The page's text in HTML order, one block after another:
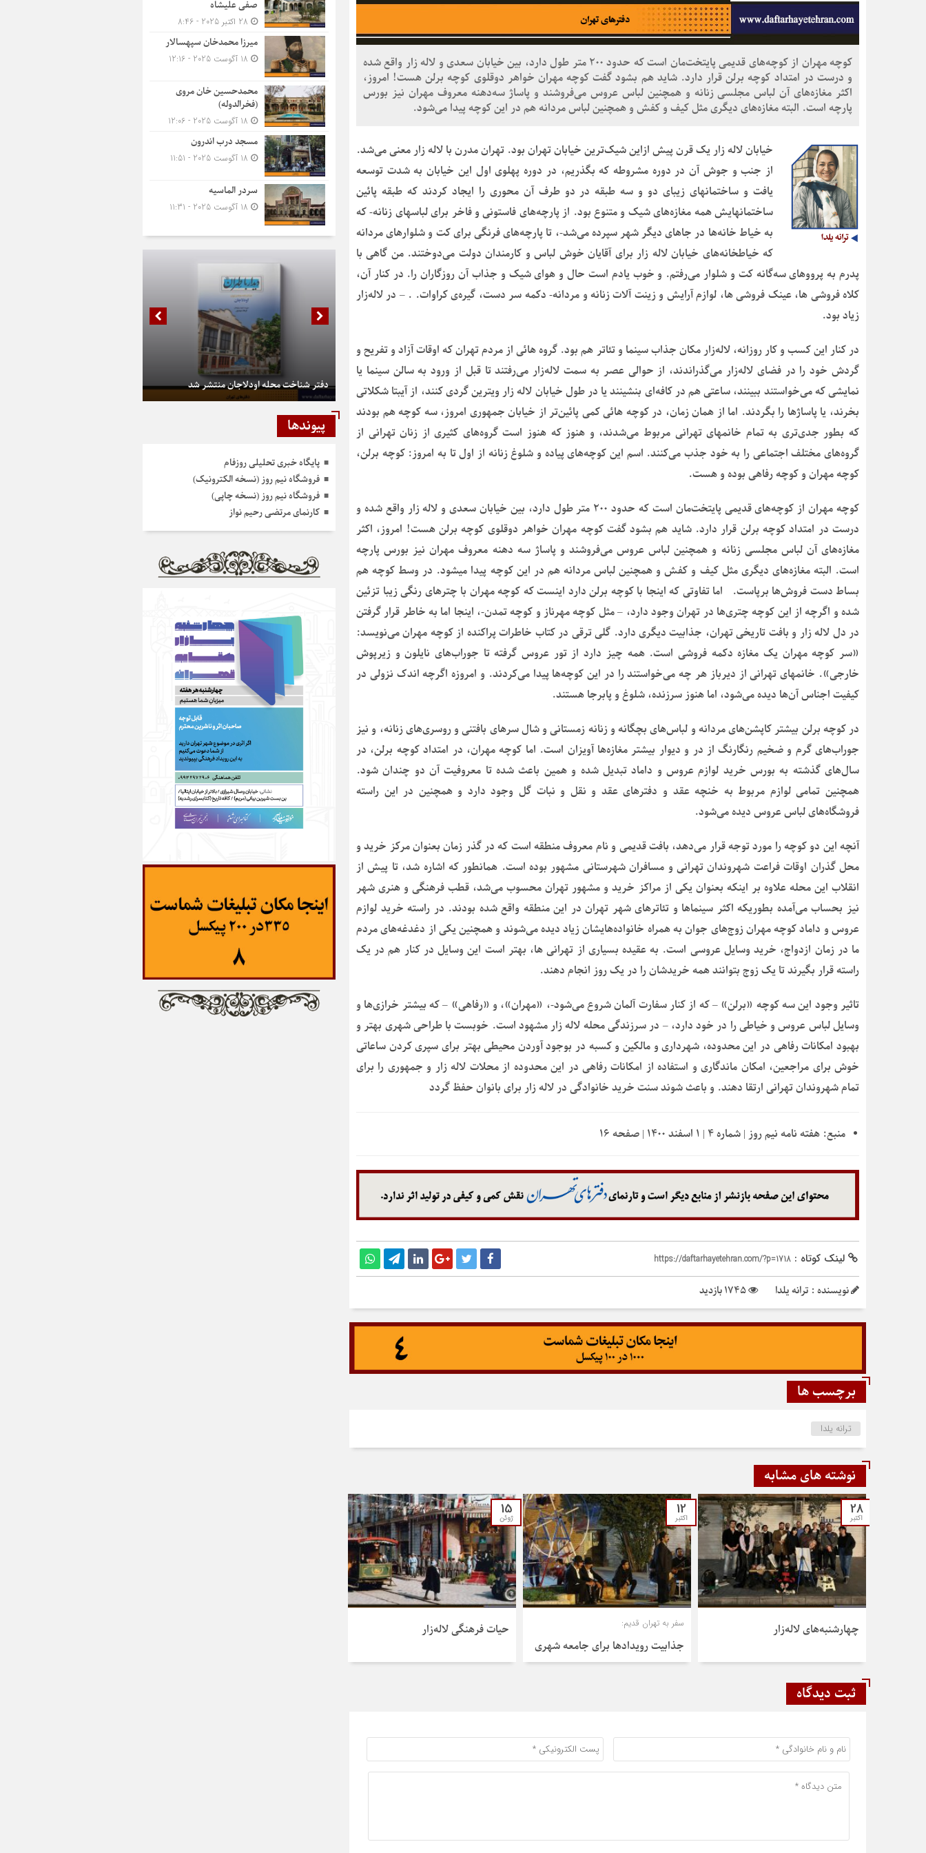
کوچه مهران از کوچه‌های قدیمی پایتخت‌مان است که حدود ۲۰۰ متر طول دارد، بین خیابان سعدی و لاله زار واقع شده
و درست در امتداد کوچه برلن قرار دارد. شاید هم بشود گفت کوچه مهران خواهر دوقلوی کوچه برلن هست! امروز،
اکثر مغازه‌های آن لباس مجلسی زنانه و همچنین لباس عروس می‌فروشند و پاساژ سه‌دهنه معروف مهران نیز بورس
پارچه است. البته مغازه‌های دیگری مثل کیف و کفش و همچنین لباس مردانه هم در این کوچه پیدا می‌شود.
خیابان لاله زار یک قرن پیش ازاین شیک‌ترین خیابان تهران بود. تهران مدرن با لاله زار معنی می‌شد.
از جنب و جوش آن در دوره مشروطه که بگذریم، در دوره پهلوی اول این خیابان به شدت توسعه
یافت و ساختمانهای زیبای دو و سه طبقه در دو طرف آن محوری را ایجاد کردند که طبقه پائین
ساختمانهایش همه مغازه‌های شیک و متنوع بود. از پارچه‌های فاستونی و فاخر برای لباسهای زنانه- که
به خیاط خانه‌ها در جاهای دیگر شهر سپرده می‌شد-، تا پارچه‌های فرنگی برای کت و شلوارهای مردانه
که خیاطخانه‌های خیابان لاله زار برای آقایان خوش لباس و کارمندان دولت می‌دوختند. من گاهی با
پدرم به پرووهای سه‌گانه کت و شلوار می‌رفتم. و خوب یادم است حال و هوای شیک و جذاب آن روزگاران را. در کنار آن،
کلاه فروشی ها، عینک فروشی ها، لوازم آرایش و زینت آلات زنانه و مردانه- دکمه سر دست، گیره‌ی کراوات. . – در لاله‌زار
زیاد بود.
در کنار این کسب و کار روزانه، لاله‌زار مکان جذاب سینما و تئاتر هم بود. گروه هائی از مردم تهران که اوقات آزاد و تفریح و
گردش خود را در فضای لاله‌زار می‌گذراندند، از حوالی عصر به سمت لاله‌زار می‌رفتند تا قبل از ورود به سالن سینما یا
نمایشی که می‌خواستند ببینند، ساعتی هم در کافه‌ای بنشینند یا در طول خیابان لاله زار ویترین گردی کنند، از آیبتا شکلاتی
بخرند، یا پاساژها را بگردند. اما از همان زمان، در کوچه هائی کمی پائین‌تر از خیابان جمهوری امروز، سه کوچه هم بودند
که بطور جدی‌تری به تمام خانمهای تهرانی مربوط می‌شدند، و هنوز که هنوز است گروه‌های کثیری از زنان تهرانی از
گروه‌های مختلف اجتماعی را به خود جذب می‌کنند. اسم این کوچه‌های پیاده و شلوغ زنانه از اول تا به امروز: کوچه برلن،
کوچه مهران و کوچه رفاهی بوده و هست.
کوچه مهران از کوچه‌های قدیمی پایتخت‌مان است که حدود ۲۰۰ متر طول دارد، بین خیابان سعدی و لاله زار واقع شده و
درست در امتداد کوچه برلن قرار دارد. شاید هم بشود گفت کوچه مهران خواهر دوقلوی کوچه برلن هست! امروز، اکثر
مغازه‌های آن لباس مجلسی زنانه و همچنین لباس عروس می‌فروشند و پاساژ سه دهنه معروف مهران نیز بورس پارچه
است. البته مغازه‌های دیگری مثل کیف و کفش و همچنین لباس مردانه هم در این کوچه پیدا میشود. در وسط کوچه هم
بساط دست فروش‌ها برپاست. اما تفاوتی که اینجا با کوچه برلن دارد اینست که کوچه مهران با چترهای رنگی زیبا تزئین
شده و اگرچه از این کوچه چتری‌ها در تهران وجود دارد، – مثل کوچه مهرناز و کوچه تمدن-، اینجا اما به خاطر قرار گرفتن
در دل لاله زار و بافت تاریخی تهران، جذابیت دیگری دارد. گلی ترقی در کتاب خاطرات پراکنده از کوچه مهران می‌نویسد:
«سر کوچه مهران یک مغازه دکمه فروشی است. همه چیز دارد از تور عروس گرفته تا جوراب‌های نایلون و زیرپوش
خارجی». خانمهای تهرانی از دیرباز هر چه می‌خواستند را در این کوچه‌ها پیدا می‌کردند. و امروزه اگرچه اندک نزولی در
کیفیت اجناس آن‌ها دیده می‌شود، اما هنوز سرزنده، شلوغ و پابرجا هستند.
در کوچه برلن بیشتر کاپشن‌های مردانه و لباس‌های بچگانه و زنانه زمستانی و شال سرهای بافتنی و روسری‌های زنانه، و نیز
جوراب‌های گرم و ضخیم رنگارنگ از در و دیوار بیشتر مغازه‌ها آویزان است. اما کوچه مهران، در امتداد کوچه برلن، در
سال‌های گذشته به بورس خرید لوازم عروس و داماد تبدیل شده و همین باعث شده تا معروفیت آن دو چندان شود.
همچنین تمامی لوازم مربوط به خنچه عقد و دفترهای عقد و نقل و نبات گل وجود دارد و همچنین در این راسته
فروشگاه‌های لباس عروس دیده می‌شود.
آنچه این دو کوچه را مورد توجه قرار می‌دهد، بافت قدیمی و نام معروف منطقه است که در گذر زمان بعنوان مرکز خرید و
محل گذران اوقات فراعت شهروندان تهرانی و مسافران شهرستانی مشهور بوده است. همانطور که اشاره شد، تا پیش از
انقلاب این محله علاوه بر اینکه بعنوان یکی از مراکز خرید و مشهور تهران محسوب می‌شد، قطب فرهنگی و هنری شهر
نیز بحساب می‌آمده بطوریکه اکثر سینماها و تئاترهای شهر تهران در این منطقه واقع شده بودند. در راسته خرید لوازم
عروس و داماد کوچه مهران زوج‌های جوان به همراه خانواده‌هایشان زیاد دیده می‌شوند و همچنین یکی از دغدغه‌های مردم
ما در زمان ازدواج، خرید وسایل عروسی است. به عقیده بسیاری از تهرانی ها، بهتر است این وسایل در کنار هم در یک
راسته قرار بگیرند تا یک زوج بتوانند همه خریدشان را در یک روز انجام دهند.
تاثیر وجود این سه کوچه «برلن» – که از کنار سفارت آلمان شروع می‌شود-، «مهران»، و «رفاهی» – که بیشتر خرازی‌ها و
وسایل لباس عروس و خیاطی را در خود دارد، – در سرزندگی محله لاله زار مشهود است. خوبست با طراحی شهری بهتر و
بهبود امکانات رفاهی در این محدوده، شهرداری و مالکین و کسبه در بوجود آوردن محیطی بهتر برای سپری کردن ساعاتی
خوش برای مراجعین، امکان ماندگاری و استفاده از امکانات رفاهی در این محدوده از محلات لاله زار و جمهوری را برای
تمام شهروندان تهرانی ارتقا دهند. و باعث شوند سنت خرید خانوادگی در لاله زار برای بانوان حفظ گردد
منبع: هفته نامه نیم روز | شماره ۴ | ۱ اسفند ۱۴۰۰ | صفحه ۱۶
لینک کوتاه : https://daftarhayetehran.com/?p=1718
نویسنده : ترانه یلدا
برچسب ها
ترانه یلدا
نوشته های مشابه
28
اکتبر
چهارشنبه‌های لاله‌زار
12
اکتبر
سفر به تهران قدیم:
جذابیت رویدادها برای جامعه شهری
15
ژوئن
حیات فرهنگی لاله‌زار
ثبت دیدگاه
صفی علیشاه
میرزا محمدخان سپهسالار
محمدحسین خان مروی
(فخرالدوله)
مسجد درب اندرون
سردر الماسیه
دفتر شناخت محله اودلاجان منتشر شد
پیوندها
پایگاه خبری تحلیلی روزفام
فروشگاه نیم روز (نسخه الکترونیک)
فروشگاه نیم روز (نسخه چاپی)
کارنمای مرتضی رحیم نواز